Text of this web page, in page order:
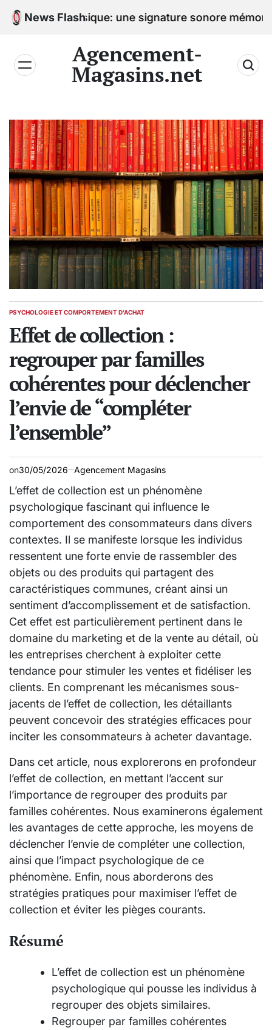
Skip
News Flash
la musique: une signature sonore mémorable
Agencement-
Magasins.net
POSTED
PSYCHOLOGIE ET COMPORTEMENT D’ACHAT
Effet de collection :
regrouper par familles
cohérentes pour déclencher
l’envie de “compléter
l’ensemble”
on30/05/2026 Agencement Magasins
L’effet de collection est un phénomène
psychologique fascinant qui influence le
comportement des consommateurs dans divers
contextes. Il se manifeste lorsque les individus
ressentent une forte envie de rassembler des
objets ou des produits qui partagent des
caractéristiques communes, créant ainsi un
sentiment d’accomplissement et de satisfaction.
Cet effet est particulièrement pertinent dans le
domaine du marketing et de la vente au détail, où
les entreprises cherchent à exploiter cette
tendance pour stimuler les ventes et fidéliser les
clients. En comprenant les mécanismes sous-
jacents de l’effet de collection, les détaillants
peuvent concevoir des stratégies efficaces pour
inciter les consommateurs à acheter davantage.
Dans cet article, nous explorerons en profondeur
l’effet de collection, en mettant l’accent sur
l’importance de regrouper des produits par
familles cohérentes. Nous examinerons également
les avantages de cette approche, les moyens de
déclencher l’envie de compléter une collection,
ainsi que l’impact psychologique de ce
phénomène. Enfin, nous aborderons des
stratégies pratiques pour maximiser l’effet de
collection et éviter les pièges courants.
Résumé
L’effet de collection est un phénomène
psychologique qui pousse les individus à
regrouper des objets similaires.
Regrouper par familles cohérentes